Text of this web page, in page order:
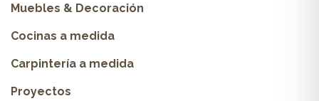
Muebles & Decoración
Cocinas a medida
Carpintería a medida
Proyectos